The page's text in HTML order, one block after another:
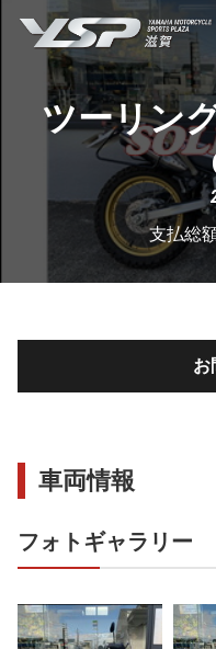
ツーリン
支払総
お
車両情報
フォトギャラリー